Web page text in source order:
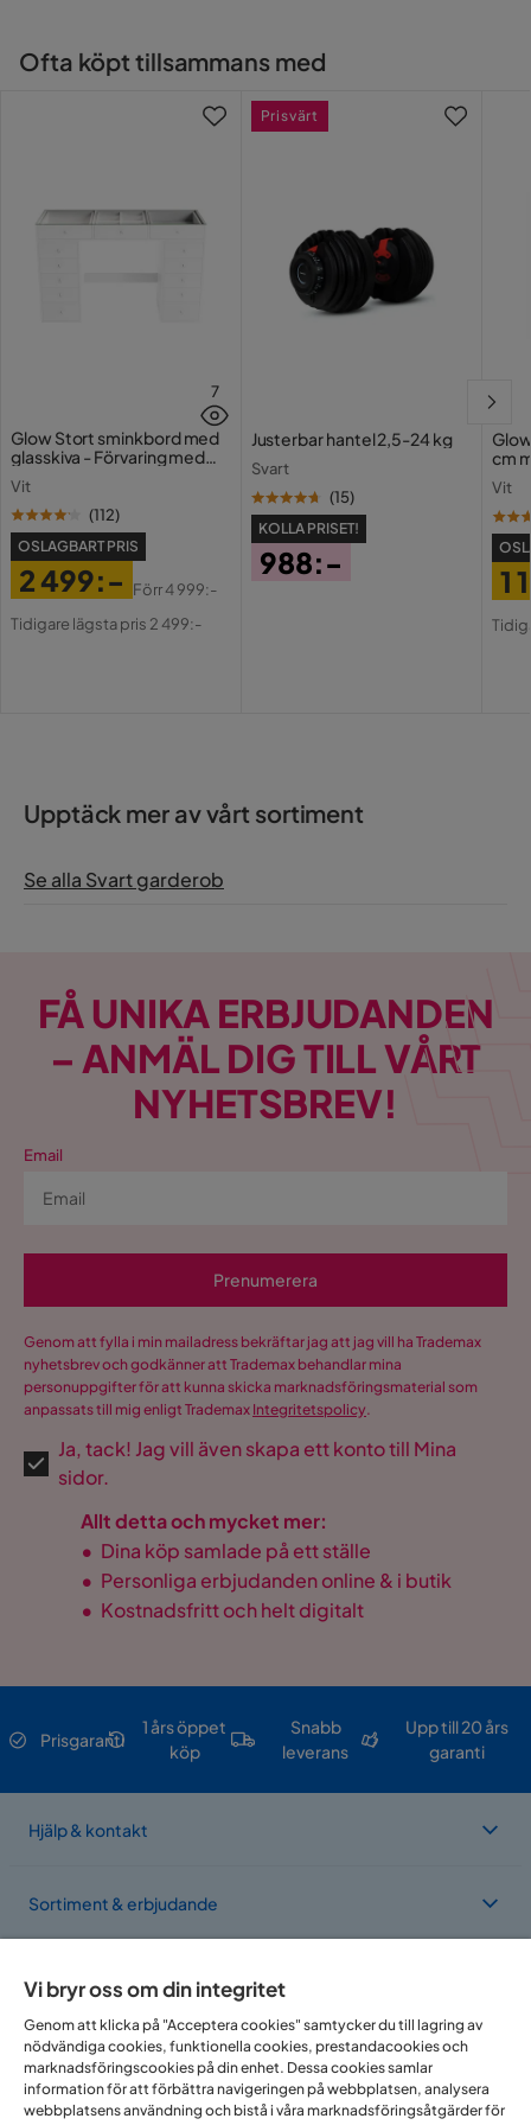
Ofta köpt tillsammans med
7
Glow Stort sminkbord med
glasskiva - Förvaring med
Vit
(112)
OSLAGBART PRIS
Pris
2 499:-
Original
Förr4 999:-
Tidigare lägsta pris 2 499:-
Justerbar hantel 2,5-24 kg
Svart
(15)
KOLLA PRISET!
988:-
Prisvärt
cm
Vit
1
Upptäck mer av vårt sortiment
Se alla Svart garderob
FÅ UNIKA ERBJUDANDEN
– ANMÄL DIG TILL VÅRT
NYHETSBREV!
Email
Prenumerera
Genom att fylla i min mailadress bekräftar jag att jag vill ha Trademax
nyhetsbrev och godkänner att Trademax behandlar mina
personuppgifter för att kunna skicka marknadsföringsmaterial som
anpassats till mig enligt Trademax Integritetspolicy.
Ja, tack! Jag vill även skapa ett konto till Mina
sidor.
Allt detta och mycket mer:
• Dina köp samlade på ett ställe
• Personliga erbjudanden online & i butik
• Kostnadsfritt och helt digitalt
Prisgaranti
1 års öppet
köp
Snabb
leverans
Upp till 20 års
garanti
Hjälp & kontakt
Sortiment & erbjudande
Vi finns i flera länder
Vi bryr oss om din integritet
Genom att klicka på "Acceptera cookies" samtycker du till lagring av
nödvändiga cookies, funktionella cookies, prestandacookies och
marknadsföringscookies på din enhet. Dessa cookies samlar
information för att förbättra navigeringen på webbplatsen, analysera
webbplatsens användning och bistå i våra marknadsföringsåtgärder för